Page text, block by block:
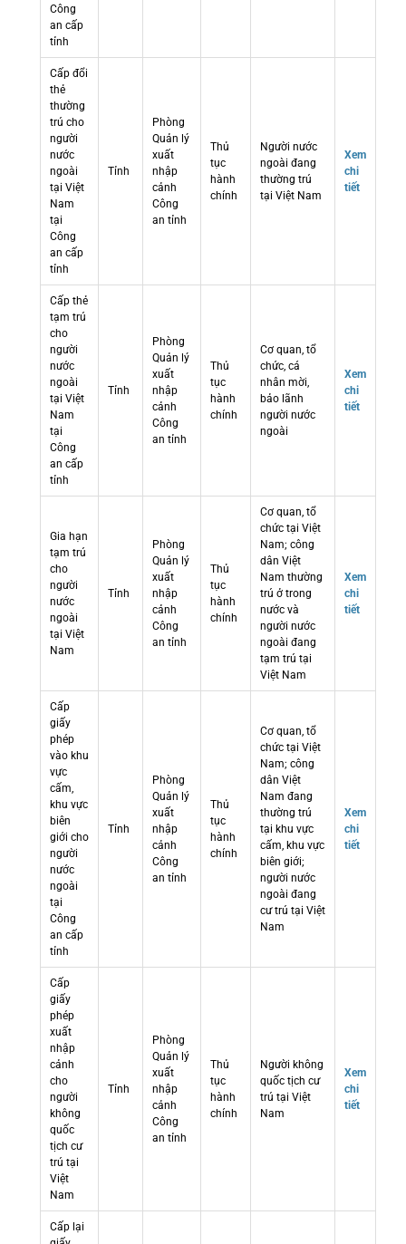
Công
an cấp
tỉnh
Cấp đổi
thẻ
thường
trú cho
người
nước
ngoài
tại Việt
Nam
tại
Công
an cấp
tỉnh
Tỉnh
Phòng
Quản lý
xuất
nhập
cảnh
Công
an tỉnh
Thủ
tục
hành
chính
Người nước
ngoài đang
thường trú
tại Việt Nam
Xem
chi
tiết
Cấp thẻ
tạm trú
cho
người
nước
ngoài
tại Việt
Nam
tại
Công
an cấp
tỉnh
Tỉnh
Phòng
Quản lý
xuất
nhập
cảnh
Công
an tỉnh
Thủ
tục
hành
chính
Cơ quan, tổ
chức, cá
nhân mời,
bảo lãnh
người nước
ngoài
Xem
chi
tiết
Gia hạn
tạm trú
cho
người
nước
ngoài
tại Việt
Nam
Tỉnh
Phòng
Quản lý
xuất
nhập
cảnh
Công
an tỉnh
Thủ
tục
hành
chính
Cơ quan, tổ
chức tại Việt
Nam; công
dân Việt
Nam thường
trú ở trong
nước và
người nước
ngoài đang
tạm trú tại
Việt Nam
Xem
chi
tiết
Cấp
giấy
phép
vào khu
vực
cấm,
khu vực
biên
giới cho
người
nước
ngoài
tại
Công
an cấp
tỉnh
Tỉnh
Phòng
Quản lý
xuất
nhập
cảnh
Công
an tỉnh
Thủ
tục
hành
chính
Cơ quan, tổ
chức tại Việt
Nam; công
dân Việt
Nam đang
thường trú
tại khu vực
cấm, khu vực
biên giới;
người nước
ngoài đang
cư trú tại Việt
Nam
Xem
chi
tiết
Cấp
giấy
phép
xuất
nhập
cảnh
cho
người
không
quốc
tịch cư
trú tại
Việt
Nam
Tỉnh
Phòng
Quản lý
xuất
nhập
cảnh
Công
an tỉnh
Thủ
tục
hành
chính
Người không
quốc tịch cư
trú tại Việt
Nam
Xem
chi
tiết
Cấp lại